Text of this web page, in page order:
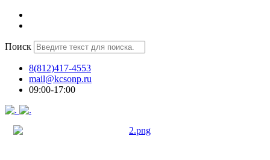
Поиск
8(812)417-4553
mail@kcsonp.ru
09:00-17:00